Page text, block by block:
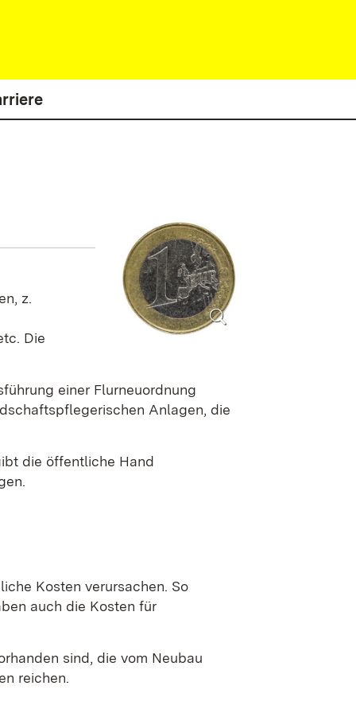
z.
Die
einer Flurneuordnung
Anlagen, die
die öffentliche Hand
Kosten verursachen. So
auch die Kosten für
sind, die vom Neubau
reichen.